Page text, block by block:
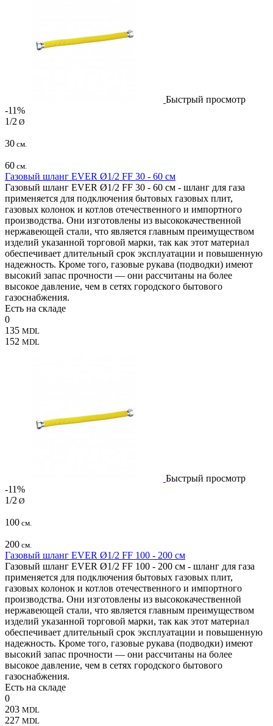
Быстрый просмотр
-11%
1/2 Ø
30 см.
60 см.
Газовый шланг EVER Ø1/2 FF 30 - 60 см
Газовый шланг EVER Ø1/2 FF 30 - 60 см - шланг для газа
применяется для подключения бытовых газовых плит,
газовых колонок и котлов отечественного и импортного
производства. Они изготовлены из высококачественной
нержавеющей стали, что является главным преимуществом
изделий указанной торговой марки, так как этот материал
обеспечивает длительный срок эксплуатации и повышенную
надежность. Кроме того, газовые рукава (подводки) имеют
высокий запас прочности — они рассчитаны на более
высокое давление, чем в сетях городского бытового
газоснабжения.
Есть на складе
0
135 MDL
152 MDL
Быстрый просмотр
-11%
1/2 Ø
100 см.
200 см.
Газовый шланг EVER Ø1/2 FF 100 - 200 см
Газовый шланг EVER Ø1/2 FF 100 - 200 см - шланг для газа
применяется для подключения бытовых газовых плит,
газовых колонок и котлов отечественного и импортного
производства. Они изготовлены из высококачественной
нержавеющей стали, что является главным преимуществом
изделий указанной торговой марки, так как этот материал
обеспечивает длительный срок эксплуатации и повышенную
надежность. Кроме того, газовые рукава (подводки) имеют
высокий запас прочности — они рассчитаны на более
высокое давление, чем в сетях городского бытового
газоснабжения.
Есть на складе
0
203 MDL
227 MDL